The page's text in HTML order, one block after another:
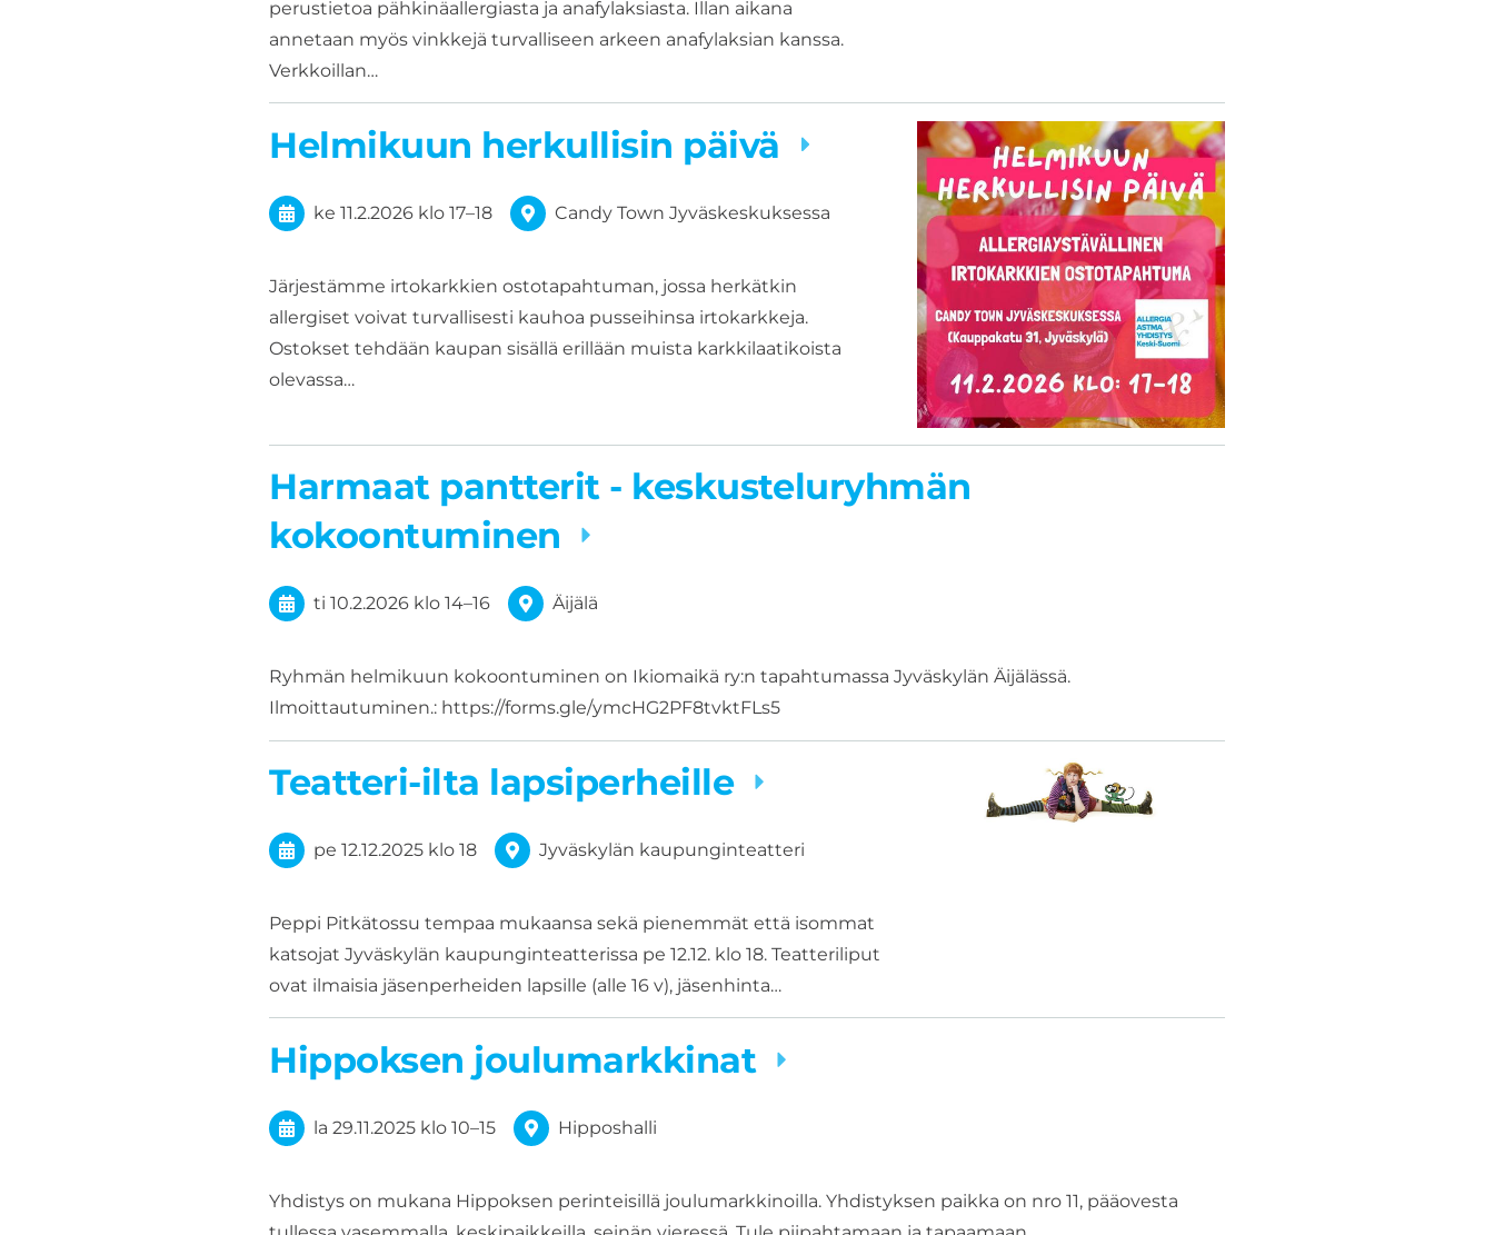
perustietoa pähkinäallergiasta ja anafylaksiasta. Illan aikana
annetaan myös vinkkejä turvalliseen arkeen anafylaksian kanssa.
Verkkoillan…
Helmikuun herkullisin päivä
ke 11.2.2026 klo 17–18 Candy Town Jyväskeskuksessa
Järjestämme irtokarkkien ostotapahtuman, jossa herkätkin
allergiset voivat turvallisesti kauhoa pusseihinsa irtokarkkeja.
Ostokset tehdään kaupan sisällä erillään muista karkkilaatikoista
olevassa…
Harmaat pantterit - keskusteluryhmän
kokoontuminen
ti 10.2.2026 klo 14–16 Äijälä
Ryhmän helmikuun kokoontuminen on Ikiomaikä ry:n tapahtumassa Jyväskylän Äijälässä.
Ilmoittautuminen.: https://forms.gle/ymcHG2PF8tvktFLs5
Teatteri-ilta lapsiperheille
pe 12.12.2025 klo 18 Jyväskylän kaupunginteatteri
Peppi Pitkätossu tempaa mukaansa sekä pienemmät että isommat
katsojat Jyväskylän kaupunginteatterissa pe 12.12. klo 18. Teatteriliput
ovat ilmaisia jäsenperheiden lapsille (alle 16 v), jäsenhinta…
Hippoksen joulumarkkinat
la 29.11.2025 klo 10–15 Hipposhalli
Yhdistys on mukana Hippoksen perinteisillä joulumarkkinoilla. Yhdistyksen paikka on nro 11, pääovesta